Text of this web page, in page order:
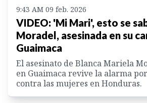
9:43 AM 09 feb. 2026
VIDEO: 'Mi Mari', esto se
Moradel, asesinada en su
Guaimaca
El asesinato de Blanca Mariela
en Guaimaca revive la alarma
contra las mujeres en Honduras.